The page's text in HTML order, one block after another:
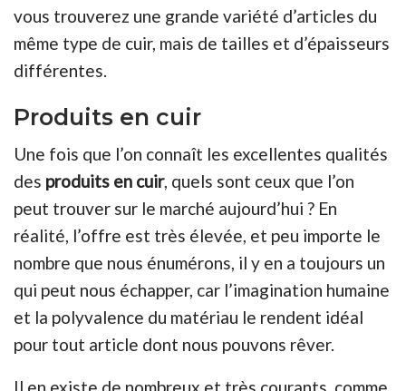
vous trouverez une grande variété d’articles du
même type de cuir, mais de tailles et d’épaisseurs
différentes.
Produits en cuir
Une fois que l’on connaît les excellentes qualités
des produits en cuir, quels sont ceux que l’on
peut trouver sur le marché aujourd’hui ? En
réalité, l’offre est très élevée, et peu importe le
nombre que nous énumérons, il y en a toujours un
qui peut nous échapper, car l’imagination humaine
et la polyvalence du matériau le rendent idéal
pour tout article dont nous pouvons rêver.
Il en existe de nombreux et très courants, comme